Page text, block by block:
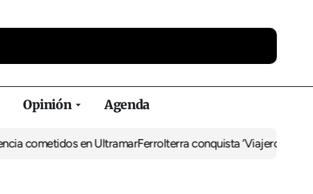
Opinión Agenda
en UltramarFerrolterra conquista ‘Viajeros Cuatro’